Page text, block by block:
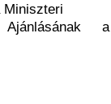
Miniszteri
a